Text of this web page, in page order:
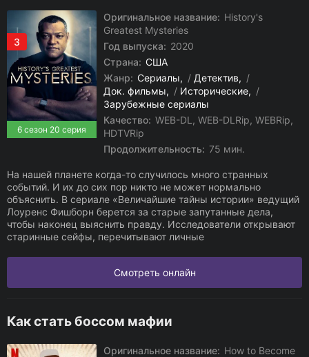
3
6 сезон 20 серия
Оригинальное название: History's
Greatest Mysteries
Год выпуска: 2020
Страна: США
Жанр: Сериалы / Детектив
/
Док. фильмы
/ Исторические
/
Зарубежные сериалы
Качество: WEB-DL, WEB-DLRip, WEBRip,
HDTVRip
Продолжительность: 75 мин.
На нашей планете когда-то случилось много странных
событий. И их до сих пор никто не может нормально
объяснить. В сериале «Величайшие тайны истории» ведущий
Лоуренс Фишборн берется за старые запутанные дела,
чтобы наконец выяснить правду. Исследователи открывают
старинные сейфы, перечитывают личные
Смотреть онлайн
Как стать боссом мафии
Оригинальное название: How to Become